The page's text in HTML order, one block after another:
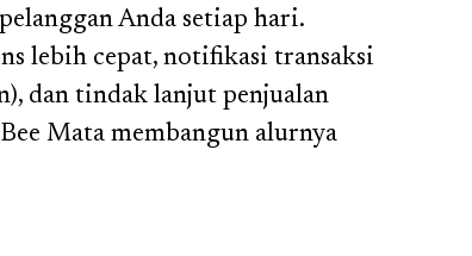
Anda setiap hari.
lebih cepat, notifikasi transaksi
dan tindak lanjut penjualan
Mata membangun alurnya